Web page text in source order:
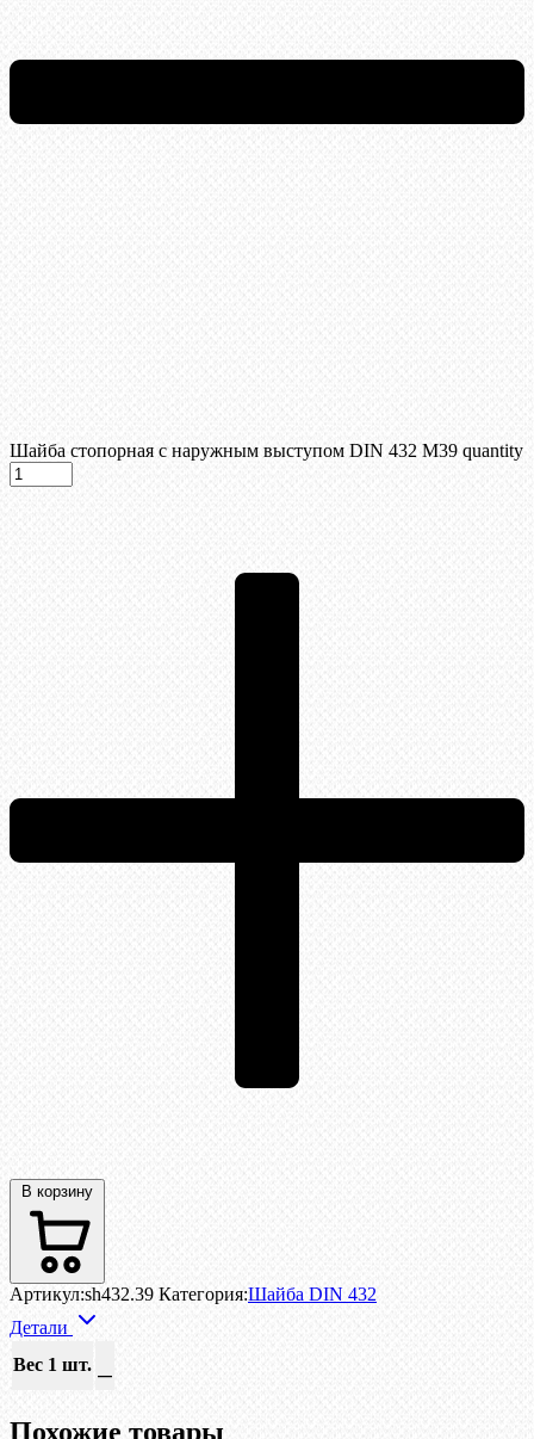
Шайба стопорная с наружным выступом DIN 432 М39 quantity
В корзину
Артикул:sh432.39 Категория:Шайба DIN 432
Детали
Вес 1 шт. —
Похожие товары